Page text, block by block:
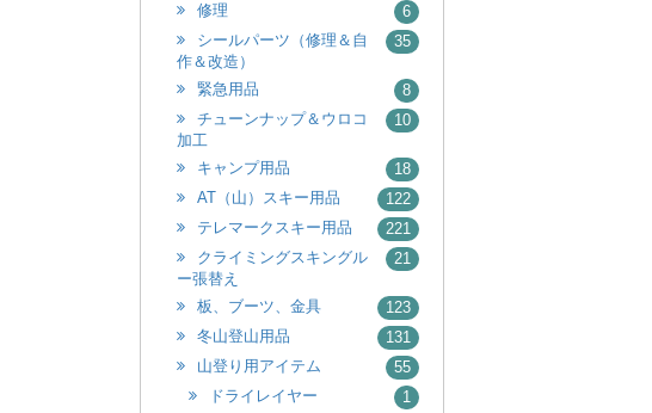
修理
6
シールパーツ（修理＆自
作＆改造）
35
緊急用品
8
チューンナップ＆ウロコ
加工
10
キャンプ用品
18
AT（山）スキー用品
122
テレマークスキー用品
221
クライミングスキングル
ー張替え
21
板、ブーツ、金具
123
冬山登山用品
131
山登り用アイテム
55
ドライレイヤー
1